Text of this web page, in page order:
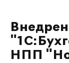
НПП